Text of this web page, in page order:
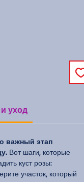
уход
важный этап
Вот шаги, которые
куст розы:
участок, который